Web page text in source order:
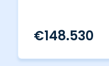
€148.530